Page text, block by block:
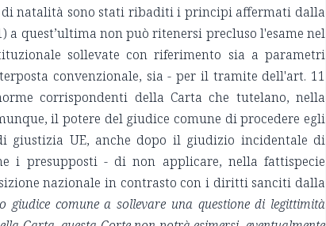
di natalità sono stati ribaditi i principi affermati dalla
a quest’ultima non può ritenersi precluso l'esame nel
sollevate con riferimento sia a parametri
convenzionale, sia - per il tramite dell'art. 11
corrispondenti della Carta che tutelano, nella
il potere del giudice comune di procedere egli
giustizia UE, anche dopo il giudizio incidentale di
i presupposti - di non applicare, nella fattispecie
nazionale in contrasto con i diritti sanciti dalla
giudice comune a sollevare una questione di legittimità